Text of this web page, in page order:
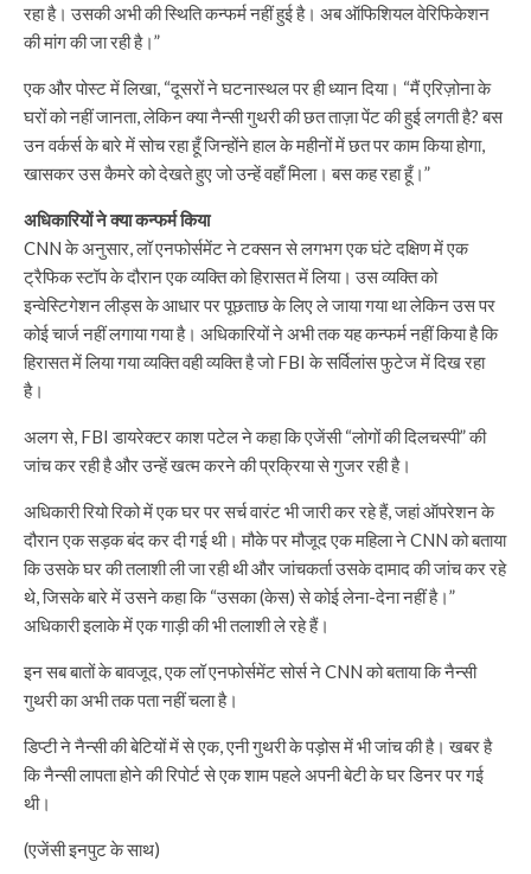
रहा है। उसकी अभी की स्थिति कन्फर्म नहीं हुई है। अब ऑफिशियल वेरिफिकेशन
की मांग की जा रही है।”
एक और पोस्ट में लिखा, “दूसरों ने घटनास्थल पर ही ध्यान दिया। “मैं एरिज़ोना के
घरों को नहीं जानता, लेकिन क्या नैन्सी गुथरी की छत ताज़ा पेंट की हुई लगती है? बस
उन वर्कर्स के बारे में सोच रहा हूँ जिन्होंने हाल के महीनों में छत पर काम किया होगा,
खासकर उस कैमरे को देखते हुए जो उन्हें वहाँ मिला। बस कह रहा हूँ।”
अधिकारियों ने क्या कन्फर्म किया
CNN के अनुसार, लॉ एनफोर्समेंट ने टक्सन से लगभग एक घंटे दक्षिण में एक
ट्रैफिक स्टॉप के दौरान एक व्यक्ति को हिरासत में लिया। उस व्यक्ति को
इन्वेस्टिगेशन लीड्स के आधार पर पूछताछ के लिए ले जाया गया था लेकिन उस पर
कोई चार्ज नहीं लगाया गया है। अधिकारियों ने अभी तक यह कन्फर्म नहीं किया है कि
हिरासत में लिया गया व्यक्ति वही व्यक्ति है जो FBI के सर्विलांस फुटेज में दिख रहा
है।
अलग से, FBI डायरेक्टर काश पटेल ने कहा कि एजेंसी “लोगों की दिलचस्पी” की
जांच कर रही है और उन्हें खत्म करने की प्रक्रिया से गुजर रही है।
अधिकारी रियो रिको में एक घर पर सर्च वारंट भी जारी कर रहे हैं, जहां ऑपरेशन के
दौरान एक सड़क बंद कर दी गई थी। मौके पर मौजूद एक महिला ने CNN को बताया
कि उसके घर की तलाशी ली जा रही थी और जांचकर्ता उसके दामाद की जांच कर रहे
थे, जिसके बारे में उसने कहा कि “उसका (केस) से कोई लेना-देना नहीं है।”
अधिकारी इलाके में एक गाड़ी की भी तलाशी ले रहे हैं।
इन सब बातों के बावजूद, एक लॉ एनफोर्समेंट सोर्स ने CNN को बताया कि नैन्सी
गुथरी का अभी तक पता नहीं चला है।
डिप्टी ने नैन्सी की बेटियों में से एक, एनी गुथरी के पड़ोस में भी जांच की है। खबर है
कि नैन्सी लापता होने की रिपोर्ट से एक शाम पहले अपनी बेटी के घर डिनर पर गई
थी।
(एजेंसी इनपुट के साथ)